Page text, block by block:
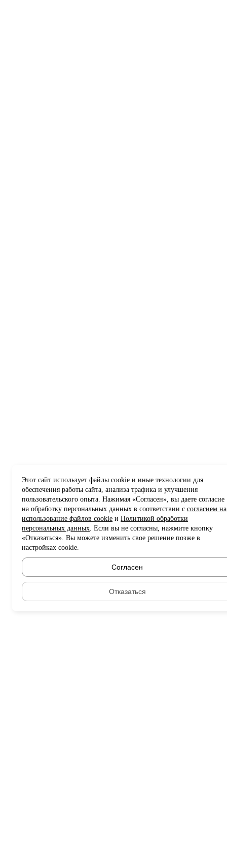
Этот сайт использует файлы cookie и иные технологии для
обеспечения работы сайта, анализа трафика и улучшения
пользовательского опыта. Нажимая «Согласен», вы даете согласие
на обработку персональных данных в соответствии ссогласием на
использование файлов cookie иПолитикой обработки
персональных данных. Если вы не согласны, нажмите кнопку
«Отказаться». Вы можете изменить свое решение позже в
настройках cookie.
Согласен
Отказаться